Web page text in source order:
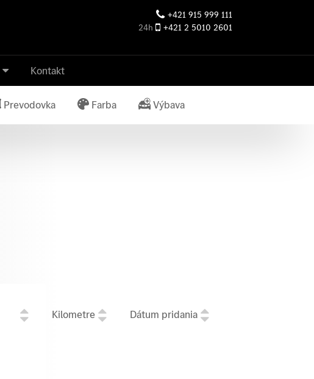
+421 915 999 111
24h
+421 2 5010 2601
Kontakt
Prevodovka Farba Výbava
Kilometre Dátum pridania